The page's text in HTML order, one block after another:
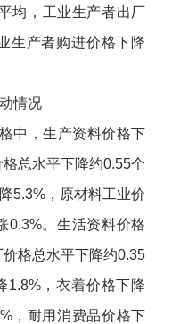
均，工业生产者出厂
生产者购进价格下降
情况
中，生产资料价格下
总水平下降约0.55个
5.3% ，原材料工业价
0.3%。生活资料价格
价格总水平下降约0.35
1.8%，衣着价格下降
，耐用消费品价格下